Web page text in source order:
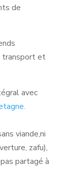
de
transport et
avec
viande,ni
zafu),
partagé à